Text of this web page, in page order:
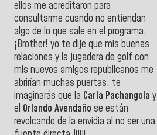
ellos me acreditaron para
consultarme cuando no entiendan
algo de lo que sale en el programa.
¡Brother! yo te dije que mis buenas
relaciones y la jugadera de golf con
mis nuevos amigos republicanos me
abrirían muchas puertas, te
imaginarás que la Carla Pachangola y
el Orlando Avendaño se están
revolcando de la envidia al no ser una